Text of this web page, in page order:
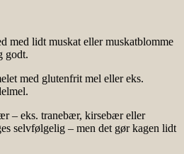
med lidt muskat eller muskatblomme
godt.
med glutenfrit mel eller eks.
– eks. tranebær, kirsebær eller
selvfølgelig – men det gør kagen lidt